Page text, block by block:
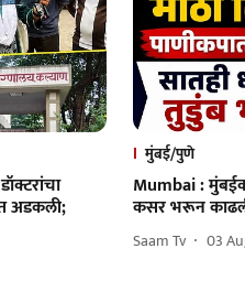
अडकली;
मुंबई/पुणे
Mumbai :
कसर भरून
Saam Tv 03